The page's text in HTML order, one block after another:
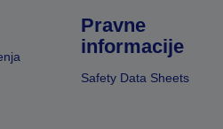
Pravne
informacije
Safety Data Sheets